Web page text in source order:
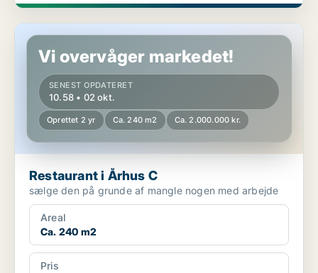
Restaurant i Århus C
Vi overvåger markedet!
SENEST OPDATERET
10.58 • 02 okt.
Oprettet 2 yr Ca. 240 m2 Ca. 2.000.000 kr.
Restaurant i Århus C
sælge den på grunde af mangle nogen med arbejde
Areal
Ca. 240 m2
Pris